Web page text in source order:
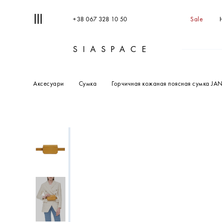
+38 067 328 10 50 Sale
SIASPACE
Аксесуари Сумка Горчичная кожаная поясная сумка